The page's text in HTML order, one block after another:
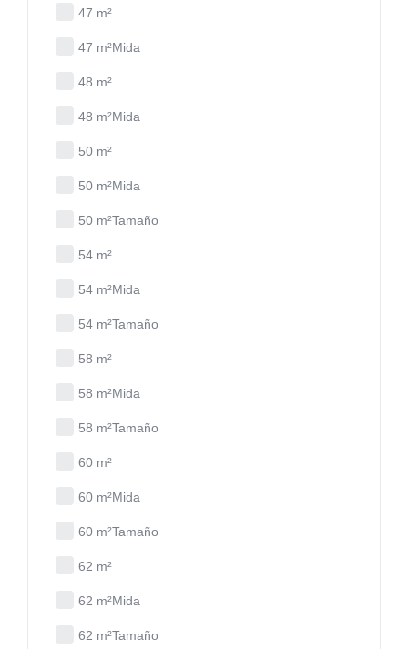
47 m²
47 m²Mida
48 m²
48 m²Mida
50 m²
50 m²Mida
50 m²Tamaño
54 m²
54 m²Mida
54 m²Tamaño
58 m²
58 m²Mida
58 m²Tamaño
60 m²
60 m²Mida
60 m²Tamaño
62 m²
62 m²Mida
62 m²Tamaño